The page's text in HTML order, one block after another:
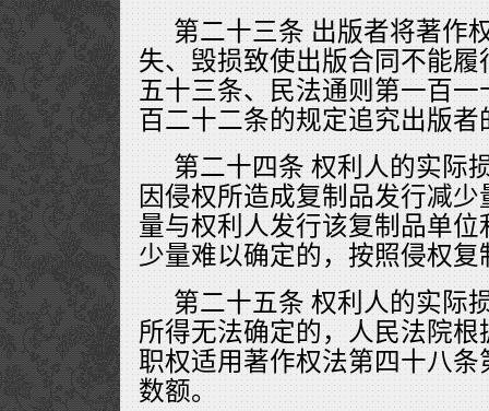
第二十三条 出版者将著作
失、毁损致使出版合同不能
五十三条、民法通则第一百
百二十二条的规定追究出版者
第二十四条 权利人的实际
因侵权所造成复制品发行减
量与权利人发行该复制品单
少量难以确定的，按照侵权
第二十五条 权利人的实际
所得无法确定的，人民法院
职权适用著作权法第四十八
数额。